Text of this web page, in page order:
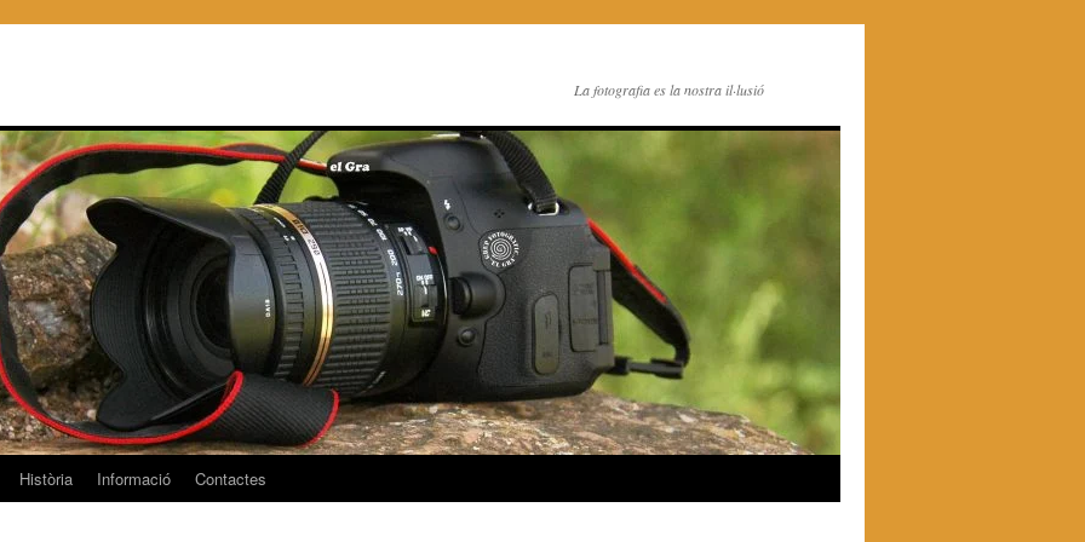
La fotografia es la nostra il·lusió
Història Informació Contactes